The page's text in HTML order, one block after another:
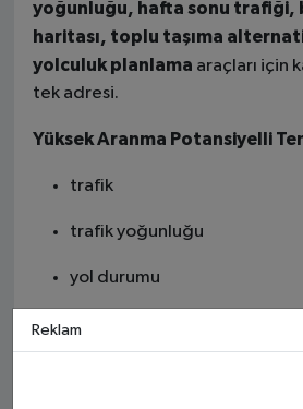
yoğunluğu, hafta sonu trafiği,
haritası, toplu taşıma
yolculuk planlama araçları için
tek adresi.
Yüksek Aranma Potansiyelli
trafik
trafik yoğunluğu
yol durumu
trafik kazası
Reklam